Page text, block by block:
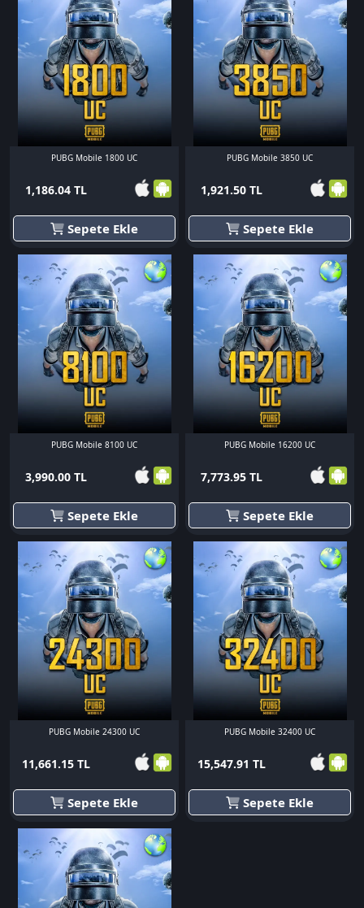
PUBG Mobile 1800 UC
1,186.04 TL
Sepete Ekle
PUBG Mobile 3850 UC
1,921.50 TL
Sepete Ekle
PUBG Mobile 8100 UC
3,990.00 TL
Sepete Ekle
PUBG Mobile 16200 UC
7,773.95 TL
Sepete Ekle
PUBG Mobile 24300 UC
11,661.15 TL
Sepete Ekle
PUBG Mobile 32400 UC
15,547.91 TL
Sepete Ekle